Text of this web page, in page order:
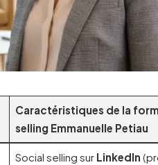
Caractéristiques de la
selling Emmanuelle Petiau
Social selling sur LinkedIn